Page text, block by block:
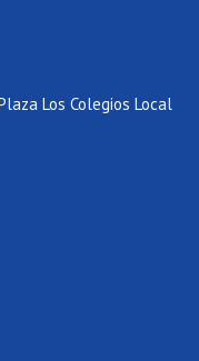
Los Colegios Local